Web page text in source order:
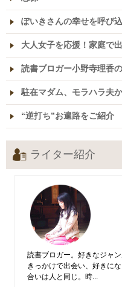
ぽいきさんの幸せを呼び
大人女子を応援！家庭で
読書ブロガー小野寺理香
駐在マダム、モラハラ夫
“逆打ち”お遍路をご紹介
ライター紹介
読書ブロガー。好きなジャ
きっかけで出会い、好きに
合いは人と同じ。時...